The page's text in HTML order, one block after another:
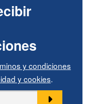
y condiciones
y cookies.